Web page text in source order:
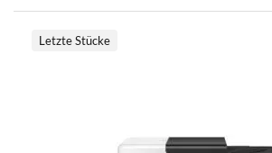
Letzte Stücke